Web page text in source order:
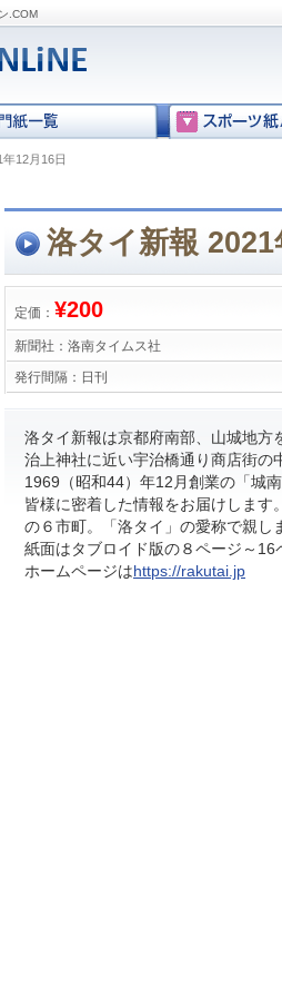
.COM
12月16日
洛タイ新報 2021
定価： ¥200
新聞社： 洛南タイムス社
発行間隔： 日刊
洛タイ新報は京都府南部、山城地方
治上神社に近い宇治橋通り商店街の
1969（昭和44）年12月創業の「城
皆様に密着した情報をお届けしま
の６市町。「洛タイ」の愛称で親し
紙面はタブロイド版の８ページ～16
ホームページはhttps://rakutai.jp